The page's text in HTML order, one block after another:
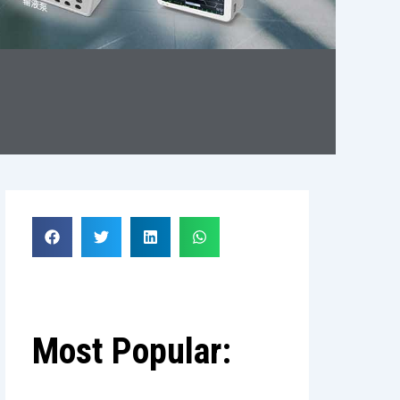
Most Popular: